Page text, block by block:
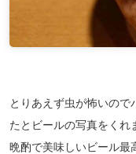
とりあえず虫が怖いので
たとビールの写真をくれ
晩酌で美味しいビール最